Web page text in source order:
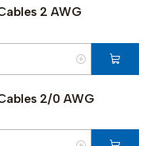
2 AWG
2/0 AWG